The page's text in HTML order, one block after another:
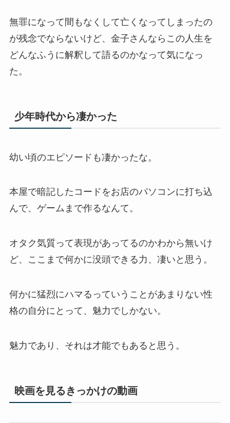
無罪になって間もなくして亡くなってしまったの
が残念でならないけど、金子さんならこの人生を
どんなふうに解釈して語るのかなって気になっ
た。
少年時代から凄かった
幼い頃のエピソードも凄かったな。
本屋で暗記したコードをお店のパソコンに打ち込
んで、ゲームまで作るなんて。
オタク気質って表現があってるのかわから無いけ
ど、ここまで何かに没頭できる力、凄いと思う。
何かに猛烈にハマるっていうことがあまりない性
格の自分にとって、魅力でしかない。
魅力であり、それは才能でもあると思う。
映画を見るきっかけの動画